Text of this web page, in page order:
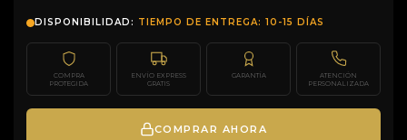
DISPONIBILIDAD: TIEMPO DE ENTREGA: 10-15 DÍAS
COMPRA
PROTEGIDA
ENVÍO EXPRESS
GRATIS
GARANTÍA
ATENCIÓN
PERSONALIZADA
COMPRAR AHORA